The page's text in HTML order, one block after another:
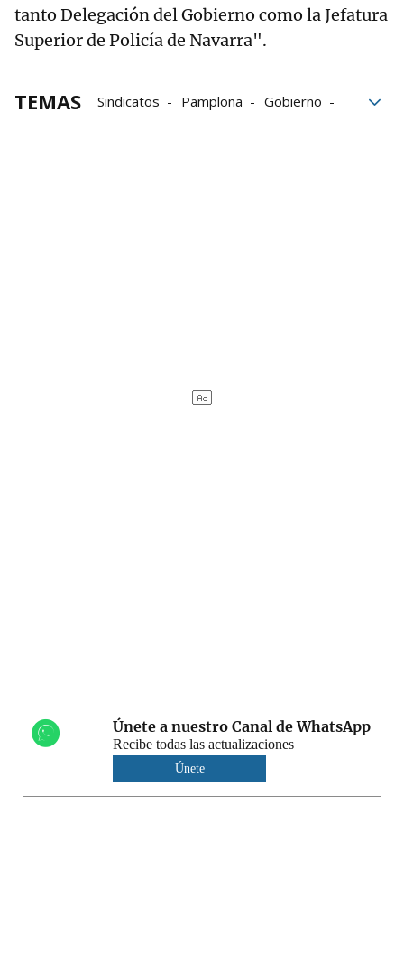
tanto Delegación del Gobierno como la Jefatura
Superior de Policía de Navarra".
TEMAS Sindicatos Pamplona
Gobierno
Únete a nuestro Canal de WhatsApp
Recibe todas las actualizaciones
Únete